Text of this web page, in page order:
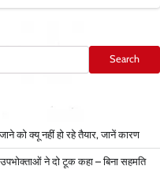
Search
को क्यू नहीं हो रहे तैयार, जानें कारण
ने दो टूक कहा – बिना सहमति